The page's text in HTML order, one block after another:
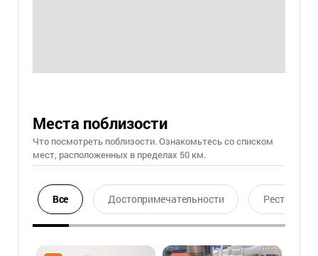
Места поблизости
Что посмотреть поблизости. Ознакомьтесь со списком
мест, расположенных в пределах 50 км.
Все Достопримечательности Ресторан